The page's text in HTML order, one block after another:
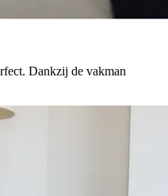
Dankzij de vakman